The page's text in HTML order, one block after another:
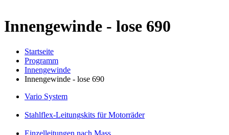
Innengewinde - lose 690
Startseite
Programm
Innengewinde
Innengewinde - lose 690
Vario System
Stahlflex-Leitungskits für Motorräder
Einzelleitungen nach Mass